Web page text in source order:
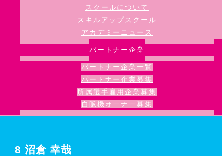
スクールについて
スキルアップスクール
アカデミーニュース
パートナー企業
パートナー企業一覧
パートナー企業募集
所属選手雇用企業募集
自販機オーナー募集
8 沼倉 幸哉